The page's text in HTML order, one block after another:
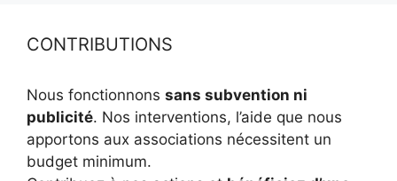
CONTRIBUTIONS
Nous fonctionnons sans subvention ni
publicité. Nos interventions, l’aide que nous
apportons aux associations nécessitent un
budget minimum.